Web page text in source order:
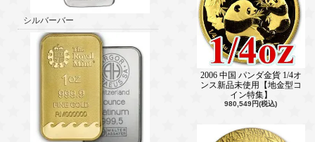
シルバーバー
2006 中国 パンダ金貨 1/4オ
ンス新品未使用【地金型コ
イン特集】
980,549円(税込)